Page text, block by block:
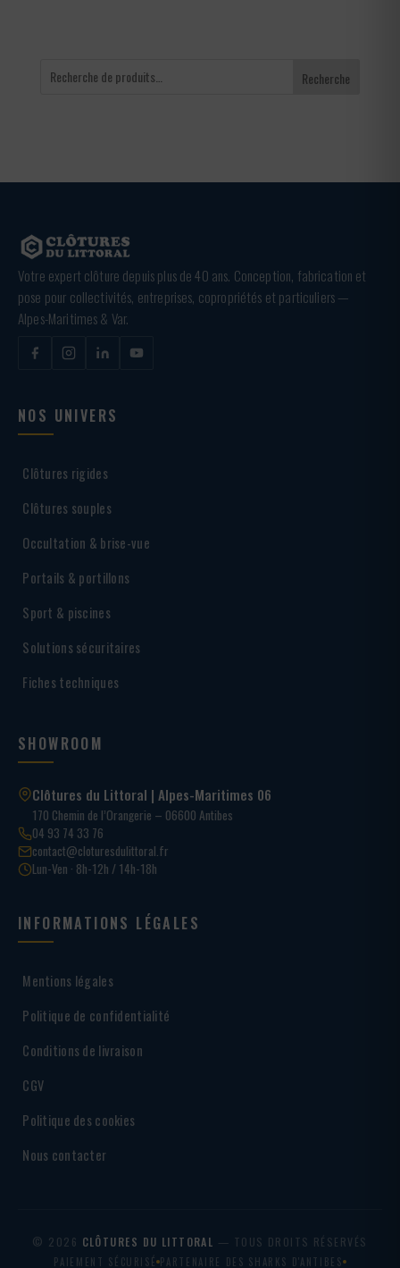
Recherche
Votre expert clôture depuis plus de 40 ans. Conception, fabrication et
pose pour collectivités, entreprises, copropriétés et particuliers —
Alpes-Maritimes & Var.
NOS UNIVERS
Clôtures rigides
Clôtures souples
Occultation & brise-vue
Portails & portillons
Sport & piscines
Solutions sécuritaires
Fiches techniques
SHOWROOM
Clôtures du Littoral | Alpes-Maritimes 06
170 Chemin de l’Orangerie – 06600 Antibes
04 93 74 33 76
contact@cloturesdulittoral.fr
Lun-Ven · 8h-12h / 14h-18h
INFORMATIONS LÉGALES
Mentions légales
Politique de confidentialité
Conditions de livraison
CGV
Politique des cookies
Nous contacter
© 2026 CLÔTURES DU LITTORAL — TOUS DROITS RÉSERVÉS
PAIEMENT SÉCURISÉ PARTENAIRE DES SHARKS D'ANTIBES